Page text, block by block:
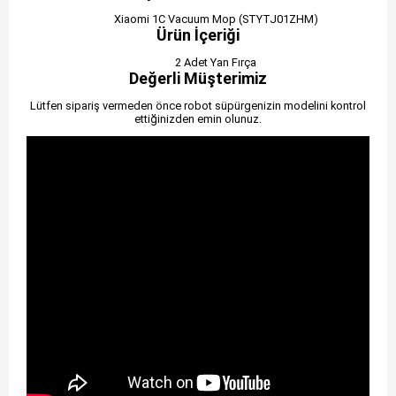
Xiaomi 1C Vacuum Mop (STYTJ01ZHM)
Ürün İçeriği
2 Adet Yan Fırça
Değerli Müşterimiz
Lütfen sipariş vermeden önce robot süpürgenizin modelini kontrol
ettiğinizden emin olunuz.